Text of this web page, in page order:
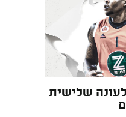
שלישית